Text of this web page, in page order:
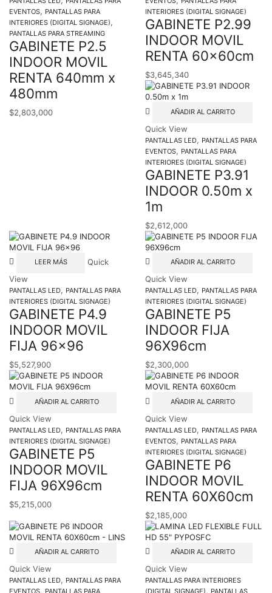
EVENTOS, PANTALLAS PARA
INTERIORES (DIGITAL SIGNAGE),
PANTALLAS PARA STREAMING
GABINETE P2.5
INDOOR MOVIL
RENTA 640mm x
480mm
$2,803,000
INTERIORES (DIGITAL SIGNAGE)
GABINETE P2.99
INDOOR MOVIL
RENTA 60x60cm
$3,645,340
AÑADIR AL CARRITO
Quick View
PANTALLAS LED, PANTALLAS PARA
EVENTOS, PANTALLAS PARA
INTERIORES (DIGITAL SIGNAGE)
GABINETE P3.91
INDOOR 0.50m x
1m
$2,612,000
LEER MÁS
Quick
View
PANTALLAS LED, PANTALLAS PARA
INTERIORES (DIGITAL SIGNAGE)
GABINETE P4.9
INDOOR MOVIL
FIJA 96×96
$5,527,900
AÑADIR AL CARRITO
Quick View
PANTALLAS LED, PANTALLAS PARA
INTERIORES (DIGITAL SIGNAGE)
GABINETE P5
INDOOR FIJA
96X96cm
$2,300,000
AÑADIR AL CARRITO
Quick View
PANTALLAS LED, PANTALLAS PARA
INTERIORES (DIGITAL SIGNAGE)
GABINETE P5
INDOOR MOVIL
FIJA 96X96cm
$5,215,000
AÑADIR AL CARRITO
Quick View
PANTALLAS LED, PANTALLAS PARA
EVENTOS, PANTALLAS PARA
INTERIORES (DIGITAL SIGNAGE)
GABINETE P6
INDOOR MOVIL
RENTA 60X60cm
$2,185,000
AÑADIR AL CARRITO
Quick View
PANTALLAS LED, PANTALLAS PARA
EVENTOS, PANTALLAS PARA
AÑADIR AL CARRITO
Quick View
PANTALLAS PARA INTERIORES
(DIGITAL SIGNAGE), PANTALLAS